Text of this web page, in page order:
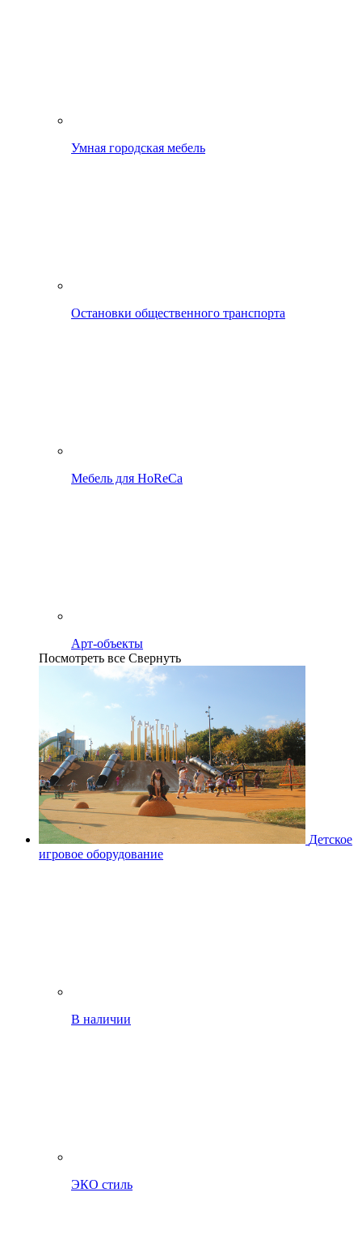
Умная городская мебель
Остановки общественного транспорта
Мебель для HoReCa
Арт-объекты
Посмотреть все Свернуть
Детское
игровое оборудование
В наличии
ЭКО стиль